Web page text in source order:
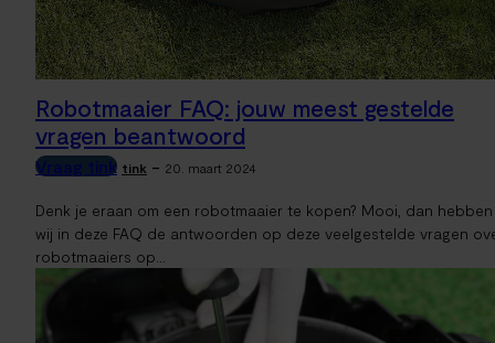
Robotmaaier FAQ: jouw meest gestelde
vragen beantwoord
Vraag tink tink - 20. maart 2024
Denk je eraan om een robotmaaier te kopen? Mooi, dan hebben
wij in deze FAQ de antwoorden op deze veelgestelde vragen
robotmaaiers op...